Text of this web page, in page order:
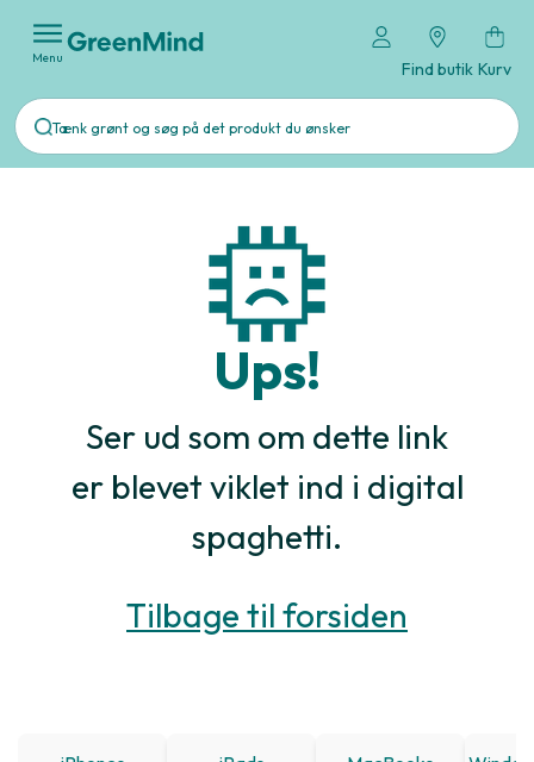
Menu
Find butik Kurv
Ups!
Ser ud som om dette link
er blevet viklet ind i digital
spaghetti.
Tilbage til forsiden